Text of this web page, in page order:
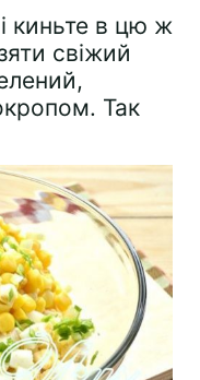
киньте в цю ж
свіжий
Так